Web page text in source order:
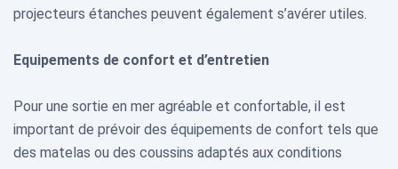
projecteurs étanches peuvent également s’avérer utiles.
Equipements de confort et d’entretien
Pour une sortie en mer agréable et confortable, il est
important de prévoir des équipements de confort tels que
des matelas ou des coussins adaptés aux conditions